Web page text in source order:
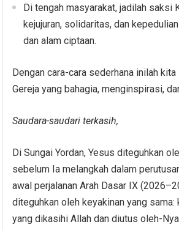
Di tengah masyarakat, jadilah saksi
kejujuran, solidaritas, dan
dan alam ciptaan.
Dengan cara-cara sederhana inilah
Gereja yang bahagia, menginspirasi,
Saudara-saudari terkasih,
Di Sungai Yordan, Yesus diteguhkan
sebelum Ia melangkah dalam
awal perjalanan Arah Dasar IX
diteguhkan oleh keyakinan yang sama:
yang dikasihi Allah dan diutus oleh-